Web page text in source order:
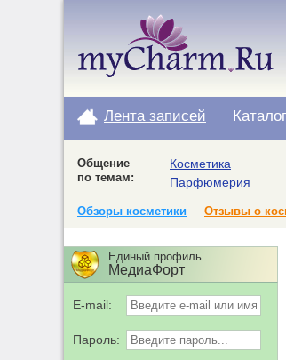
Лента записей
Общение
по темам:
Косметика
Парфюмерия
Обзоры косметики Отзывы о
Единый профиль
МедиаФорт
E-mail:
Пароль: